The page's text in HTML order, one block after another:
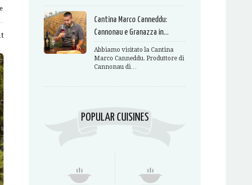
Cantina Marco Canneddu:
Cannonau e Granazza in…
Abbiamo visitato la Cantina
Marco Canneddu. Produttore di
Cannonau di…
POPULAR CUISINES